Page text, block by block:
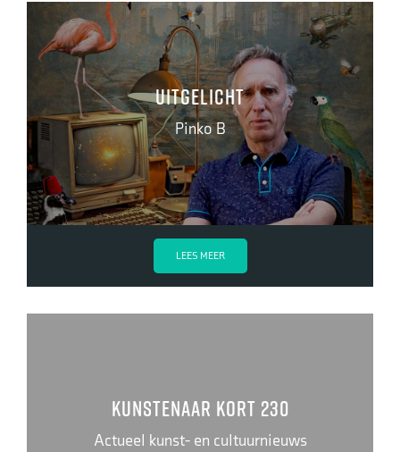
Uitgelicht
Pinko B
LEES MEER
Kunstenaar kort 230
Actueel kunst- en cultuurnieuws